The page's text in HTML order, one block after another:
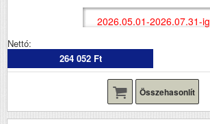
2026.05.01-2026.07.31-ig
Nettó:
264 052 Ft
Összehasonlít